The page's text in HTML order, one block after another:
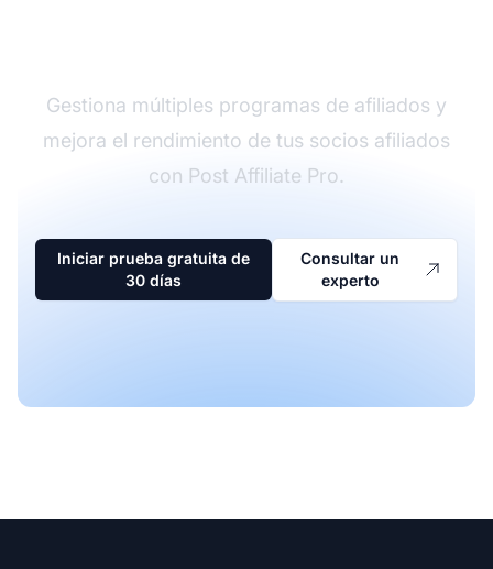
Gestiona múltiples programas de afiliados y
mejora el rendimiento de tus socios afiliados
con Post Affiliate Pro.
Iniciar prueba gratuita de
30 días
Consultar un
experto